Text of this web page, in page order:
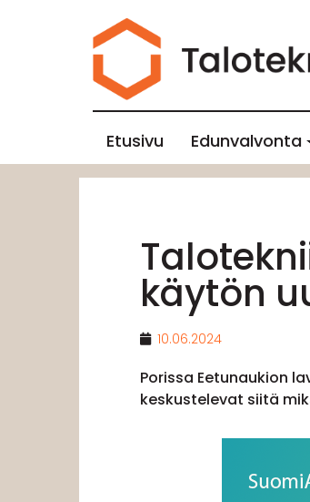
Etusivu Edunvalvonta
käytön
10.06.2024
Porissa Eetunaukion
keskustelevat siitä